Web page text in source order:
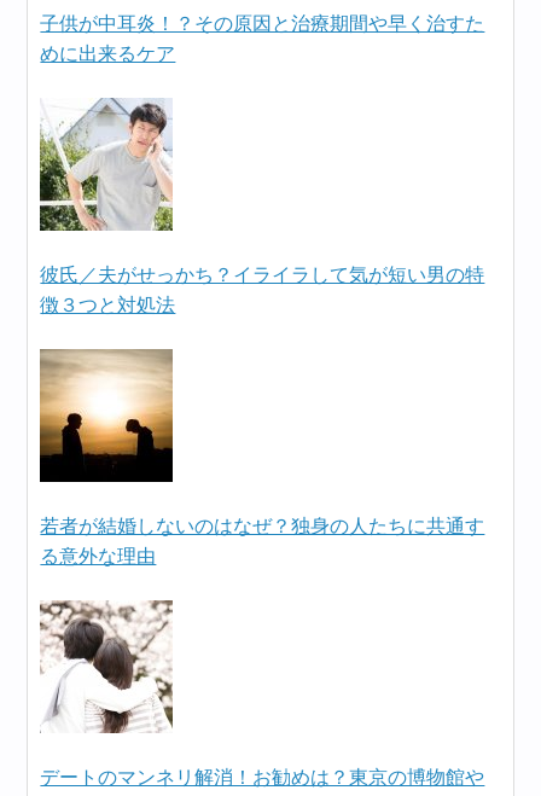
子供が中耳炎！？その原因と治療期間や早く治すた
めに出来るケア
彼氏／夫がせっかち？イライラして気が短い男の特
徴３つと対処法
若者が結婚しないのはなぜ？独身の人たちに共通す
る意外な理由
デートのマンネリ解消！お勧めは？東京の博物館や